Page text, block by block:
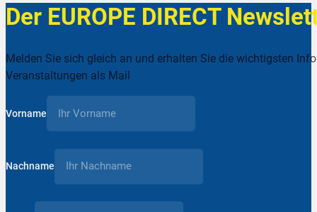
Der EUROPE DIRECT
Melden Sie sich gleich an und erhalten Sie die wichtigsten
Veranstaltungen als Mail
Vorname
Nachname